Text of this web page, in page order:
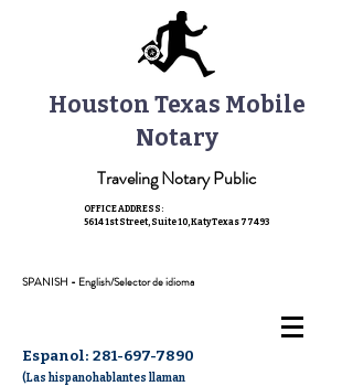
Houston Texas Mobile
Notary
Traveling Notary Public
OFFICE ADDRESS:
5614 1st Street, Suite 10,Katy Texas 77493
SPANISH - English/Selector de idioma
Espanol: 281-697-7890
(Las hispanohablantes llaman